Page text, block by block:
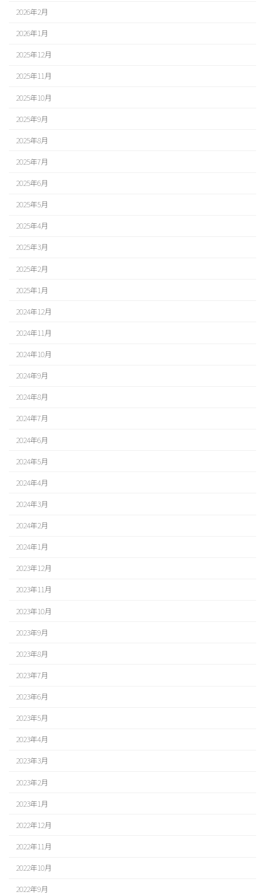
2026年2月
2026年1月
2025年12月
2025年11月
2025年10月
2025年9月
2025年8月
2025年7月
2025年6月
2025年5月
2025年4月
2025年3月
2025年2月
2025年1月
2024年12月
2024年11月
2024年10月
2024年9月
2024年8月
2024年7月
2024年6月
2024年5月
2024年4月
2024年3月
2024年2月
2024年1月
2023年12月
2023年11月
2023年10月
2023年9月
2023年8月
2023年7月
2023年6月
2023年5月
2023年4月
2023年3月
2023年2月
2023年1月
2022年12月
2022年11月
2022年10月
2022年9月